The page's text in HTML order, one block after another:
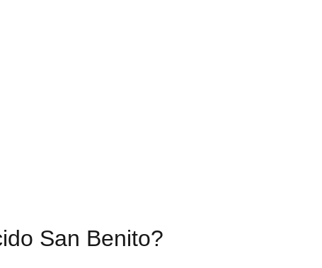
San Benito?